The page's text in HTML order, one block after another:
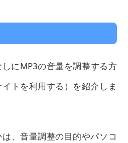
にMP3の音量を調整する方
トを利用する）を紹介しま
、音量調整の目的やパソコ